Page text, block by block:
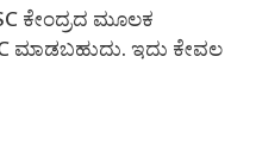
ಕೇಂದ್ರದ ಮೂಲಕ
ಮಾಡಬಹುದು. ಇದು ಕೇವಲ